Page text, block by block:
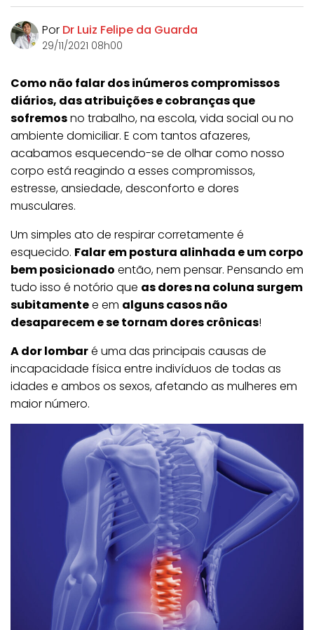
Por Dr Luiz Felipe da Guarda
29/11/2021 08h00
Como não falar dos inúmeros compromissos
diários, das atribuições e cobranças que
sofremosno trabalho, na escola, vida social ou no
ambiente domiciliar. E com tantos afazeres,
acabamos esquecendo-se de olhar como nosso
corpo está reagindo a esses compromissos,
estresse, ansiedade, desconforto e dores
musculares.
Um simples ato de respirar corretamente é
esquecido. Falar em postura alinhada e um corpo
bem posicionado então, nem pensar. Pensando em
tudo isso é notório que as dores na coluna surgem
subitamentee em alguns casos não
desaparecem e se tornam dores crônicas!
A dor lombaré uma das principais causas de
incapacidade física entre indivíduos de todas as
idades e ambos os sexos, afetando as mulheres em
maior número.